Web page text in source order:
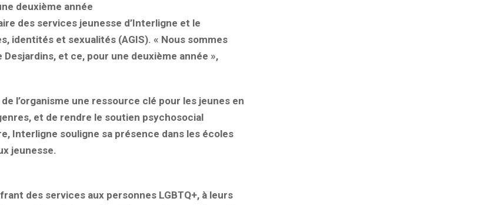
deuxième année
des services jeunesse d’Interligne et le
identités et sexualités (AGIS). « Nous sommes
et ce, pour une deuxième année »,
l’organisme une ressource clé pour les jeunes en
et de rendre le soutien psychosocial
Interligne souligne sa présence dans les écoles
jeunesse.
des services aux personnes LGBTQ+, à leurs